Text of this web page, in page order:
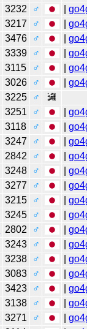
3232 ♂ |
3217 ♂ |
3476 ♂ |
3339 ♂ |
3115 ♂ |
3026 ♂ |
3225
♂
3251 ♂ |
3118 ♂ |
3247 ♂ |
2842 ♂ |
3248 ♂ |
3277 ♂ |
3215 ♂ |
3245 ♂ |
2802 ♂ |
3243 ♂ |
3238 ♂ |
3083 ♂ |
3423 ♂ |
3138 ♂ |
3271 ♂ |